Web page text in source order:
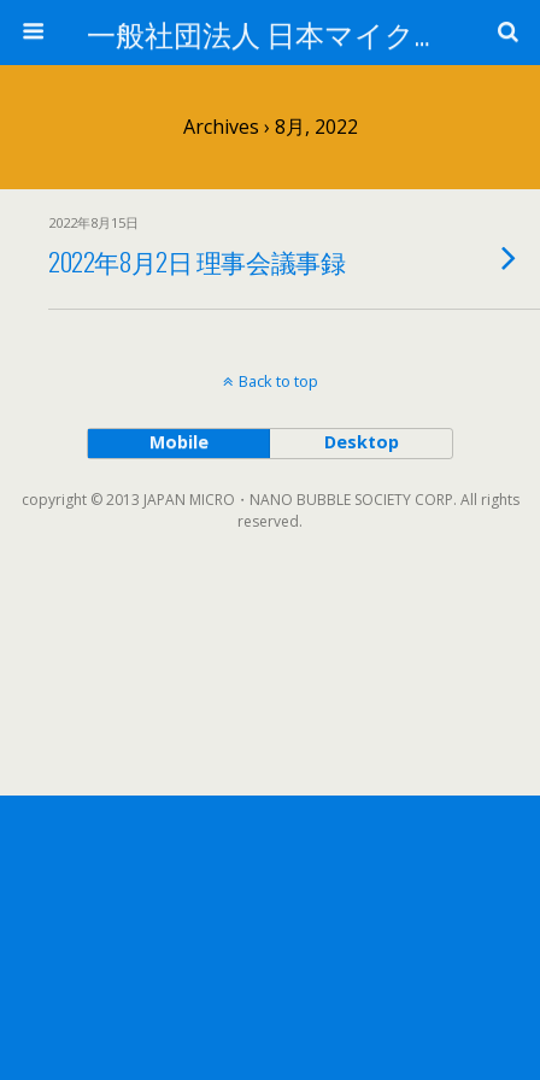
一般社団法人 日本マイクロ・ナノバブル学会
Archives › 8月, 2022
2022年8月15日
2022年8月2日 理事会議事録
Back to top
Mobile Desktop
copyright © 2013 JAPAN MICRO・NANO BUBBLE SOCIETY CORP. All rights
reserved.